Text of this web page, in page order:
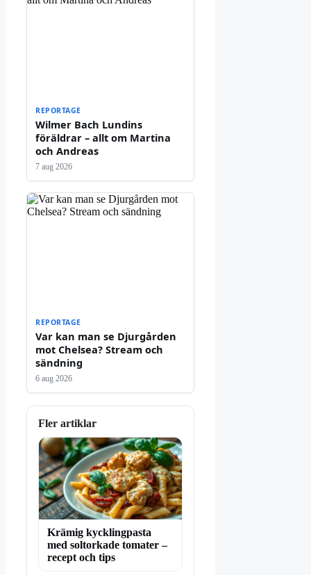
REPORTAGE
Wilmer Bach Lundins
föräldrar – allt om Martina
och Andreas
7 aug 2026
REPORTAGE
Var kan man se Djurgården
mot Chelsea? Stream och
sändning
6 aug 2026
Fler artiklar
Krämig kycklingpasta
med soltorkade tomater –
recept och tips